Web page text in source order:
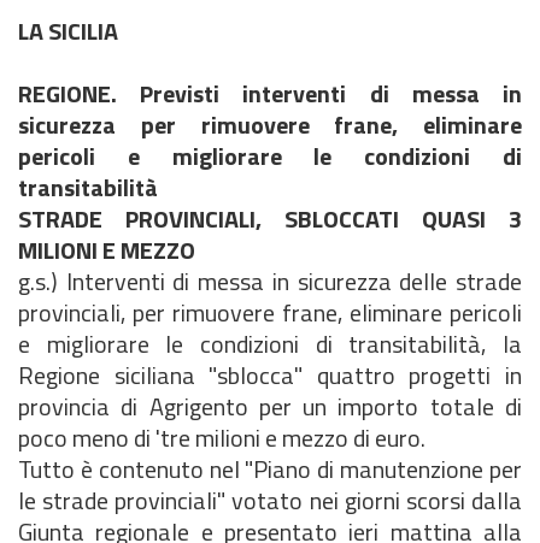
LA SICILIA
REGIONE. Previsti interventi di messa in
sicurezza per rimuovere frane, eliminare
pericoli e migliorare le condizioni di
transitabilità
STRADE PROVINCIALI, SBLOCCATI QUASI 3
MILIONI E MEZZO
g.s.) Interventi di messa in sicurezza delle strade
provinciali, per rimuovere frane, eliminare pericoli
e migliorare le condizioni di transitabilità, la
Regione siciliana "sblocca" quattro progetti in
provincia di Agrigento per un importo totale di
poco meno di 'tre milioni e mezzo di euro.
Tutto è contenuto nel "Piano di manutenzione per
le strade provinciali" votato nei giorni scorsi dalla
Giunta regionale e presentato ieri mattina alla